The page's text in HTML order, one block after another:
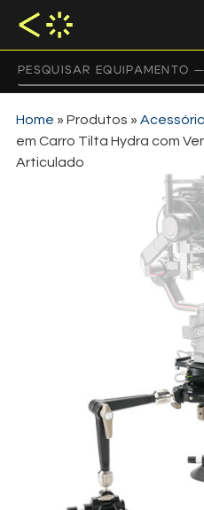
Home » Produtos »
em Carro Tilta Hydra com
Articulado